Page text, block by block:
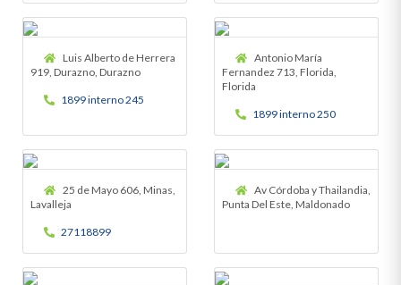
Luis Alberto de Herrera
919, Durazno, Durazno
1899 interno 245
Antonio María
Fernandez 713, Florida,
Florida
1899 interno 250
25 de Mayo 606, Minas,
Lavalleja
27118899
Av Córdoba y Thailandia,
Punta Del Este, Maldonado